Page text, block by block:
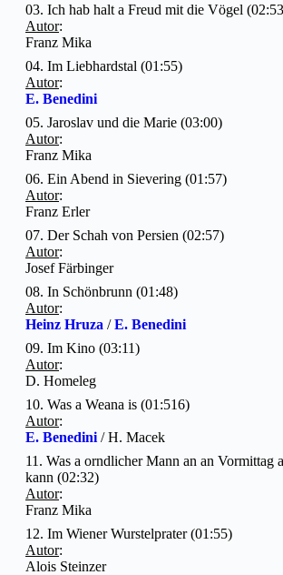
03. Ich hab halt a Freud mit die Vögel
Autor:
Franz Mika
04. Im Liebhardstal (01:55)
Autor:
E. Benedini
05. Jaroslav und die Marie (03:00)
Autor:
Franz Mika
06. Ein Abend in Sievering (01:57)
Autor:
Franz Erler
07. Der Schah von Persien (02:57)
Autor:
Josef Färbinger
08. In Schönbrunn (01:48)
Autor:
Heinz Hruza /E. Benedini
09. Im Kino (03:11)
Autor:
D. Homeleg
10. Was a Weana is (01:516)
Autor:
E. Benedini / H. Macek
11. Was a orndlicher Mann an an Vormittag
kann (02:32)
Autor:
Franz Mika
12. Im Wiener Wurstelprater (01:55)
Autor:
Alois Steinzer